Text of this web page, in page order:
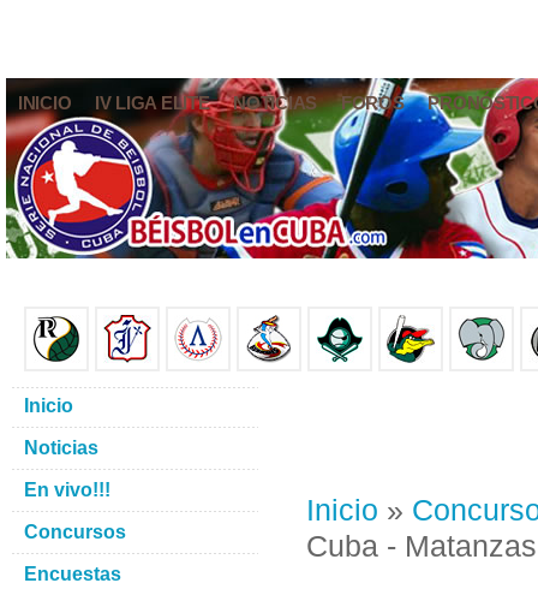
INICIO IV LIGA ELITE NOTICIAS FOROS
Inicio »
Cuba -
Inicio
Noticias
En vivo!!!
Concursos
Encuestas